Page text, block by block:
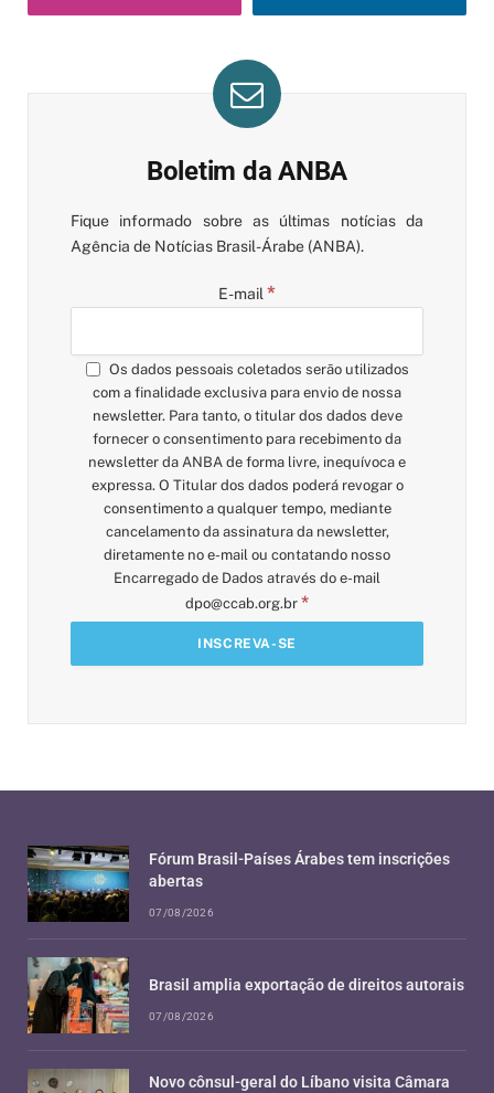
Boletim da ANBA
Fique informado sobre as últimas notícias da
Agência de Notícias Brasil-Árabe (ANBA).
E-mail *
Os dados pessoais coletados serão utilizados
com a finalidade exclusiva para envio de nossa
newsletter. Para tanto, o titular dos dados deve
fornecer o consentimento para recebimento da
newsletter da ANBA de forma livre, inequívoca e
expressa. O Titular dos dados poderá revogar o
consentimento a qualquer tempo, mediante
cancelamento da assinatura da newsletter,
diretamente no e-mail ou contatando nosso
Encarregado de Dados através do e-mail
dpo@ccab.org.br *
Fórum Brasil-Países Árabes tem inscrições
abertas
07/08/2026
Brasil amplia exportação de direitos autorais
07/08/2026
Novo cônsul-geral do Líbano visita Câmara